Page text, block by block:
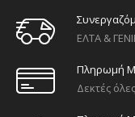
ΕΛΤΑ &
Πληρωμή
Δεκτές